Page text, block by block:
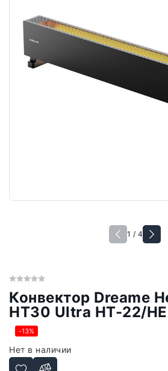
1 / 4
Конвектор Dreame
HT30 Ultra HT-22/
-13%
Нет в наличии